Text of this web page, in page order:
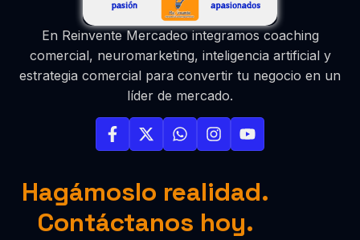
En Reinvente Mercadeo integramos coaching
comercial, neuromarketing, inteligencia artificial y
estrategia comercial para convertir tu negocio en un
líder de mercado.
Hagámoslo realidad.
Contáctanos hoy.